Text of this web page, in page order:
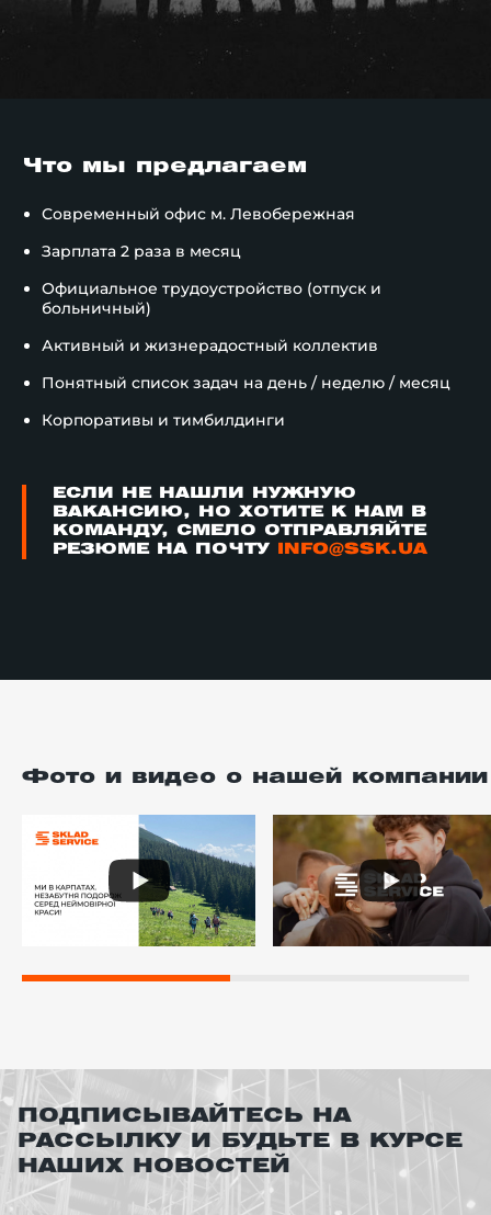
Что мы предлагаем
Современный офис м. Левобережная
Зарплата 2 раза в месяц
Официальное трудоустройство (отпуск и
больничный)
Активный и жизнерадостный коллектив
Понятный список задач на день / неделю / месяц
Корпоративы и тимбилдинги
ЕСЛИ НЕ НАШЛИ НУЖНУЮ
ВАКАНСИЮ, НО ХОТИТЕ К НАМ В
КОМАНДУ, СМЕЛО ОТПРАВЛЯЙТЕ
РЕЗЮМЕ НА ПОЧТУ
INFO@SSK.UA
Фото и видео о нашей компании
ПОДПИСЫВАЙТЕСЬ НА
РАССЫЛКУ И БУДЬТЕ В КУРСЕ
НАШИХ НОВОСТЕЙ